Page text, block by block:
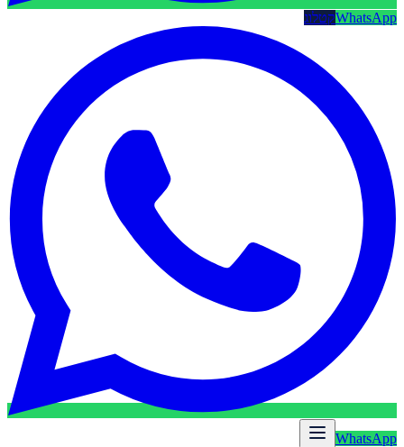
WhatsAppקטלוג
WhatsApp